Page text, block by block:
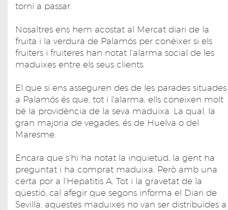
torni a passar.
Nosaltres ens hem acostat al Mercat diari de la
fruita i la verdura de Palamós per conèixer si els
fruiters i fruiteres han notat l'alarma social de les
maduixes entre els seus clients.
El que si ens asseguren des de les parades situades
a Palamós és que, tot i l'alarma, ells coneixen molt
bé la providència de la seva maduixa. La qual, la
gran majoria de vegades, és de Huelva o del
Maresme.
Encara que s'hi ha notat la inquietud, la gent ha
preguntat i ha comprat maduixa. Però amb una
certa por a l'Hepatitis A. Tot i la gravetat de la
qüestió, cal afegir que segons informa el Diari de
Sevilla, aquestes maduixes no van ser distribuïdes a